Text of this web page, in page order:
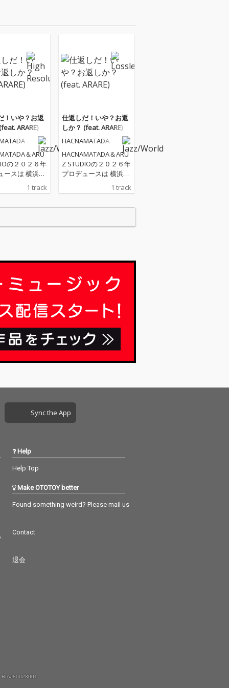
！いや？お返
ARARE)
＆ARU
の２０２６年
ースは 横浜発
Deejay！！
の新曲が完
込んだ１曲。
ら仕返しだ
1 track
仕返しだ！いや？お返
しか？ (feat. ARARE)
HACNAMATADA
HACNAMATADA＆ARU
Z STUDIOの２０２６年
プロデュースは 横浜発
のReggae Deejay！！
ARAREとの新曲が完
スを詰め込んだ１曲。
な、今から仕返しだ
('ω')ノ
1 track
Sync the App
Help
Help Top
Make OTOTOY better
Found something weird? Please mail us
Contact
退会